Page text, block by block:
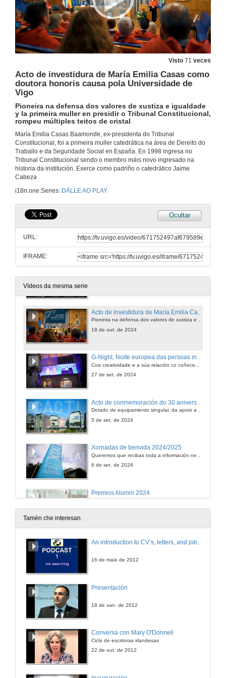
Visto 71 veces
Acto de investidura de María Emilia Casas como
doutora honoris causa pola Universidade de
Vigo
Pioneira na defensa dos valores de xustiza e igualdade
y la primeira muller en presidir o Tribunal Constitucional,
rompeu múltiples teitos de cristal
María Emilia Casas Baamonde, ex-presidenta do Tribunal
Constitucional, foi a primeira muller catedrática na área de Dereito do
Traballo e da Seguridade Social en España. En 1998 ingresa no
Tribunal Constitucional sendo o membro máis novo ingresado na
historia da institución. Exerce como padriño o catedrático Jaime
Cabeza
i18n.one.Series: DÁLLE AO PLAY
Ocultar
URL:
IFRAME:
Vídeos da mesma serie
A décima edición das JAI arranca con 70 relatores, 2000 asistentes e un showroom con 40 expositores
14 de feb. de 2025
VI Premios de Investigación, Transferencia e Divulgación Científica do Campus Auga
O Campus Auga premia o talento investigador en recursos hídricos, alimentarios e agroambientais. Foron distinguidos once traballos realizados por persoal docente e investigador e alumnado da UVigo
5 de feb. de 2025
31 de xan. de 2025
28 de xan. de 2025
30 anos da creación de Educación Social e de Traballo Social
Sementando futuro social
22 de nov. de 2024
Festa da lingua. Facultade de Educación e Traballo Social, Campus de Ourense.
Pioneira na defensa dos valores de xustiza e igualdade y la primeira muller en presidir o Tribunal Constitucional, rompeu múltiples teitos de cristal
18 de out. de 2024
G-Night. Noite europea das persoas investigadoras
27 de set. de 2024
Dotado de equipamiento singular, da apoio a universidades, empresas e centros tecnolóxicos
5 de set. de 2024
Xornadas de benvida 2024/2025
6 de set. de 2024
Premios Alumni 2024
Terceira edición de estos galardóns celebrada no edificio Redeiras que acolleu tamén a celebración do encontro anual de egresados e egresadas
19 de xul. de 2024
Chasis máis lixeiro, aerodinámica máis eficiente e motor cun novo sistema de refrixeración.
Tamén che interesan
An introduction to CV’s, letters, and job searching
16 de maio de 2012
Presentación
18 de xan. de 2012
Conversa con Mary O'Donnell
Ciclo de escritoras irlandesas
22 de out. de 2012